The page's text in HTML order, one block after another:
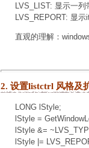
LVS_LIST: 显示一列
LVS_REPORT: 显示
直观的理解：windows
2. 设置listctrl 风格及
LONG lStyle;
lStyle =
lStyle &=
lStyle |=